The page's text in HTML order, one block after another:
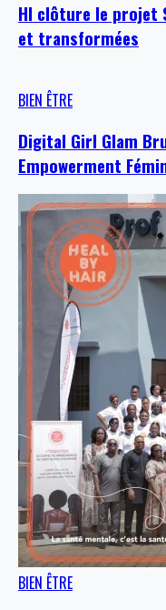
HI clôture le projet
et transformées
BIEN ÊTRE
Digital Girl Glam
Empowerment
BIEN ÊTRE